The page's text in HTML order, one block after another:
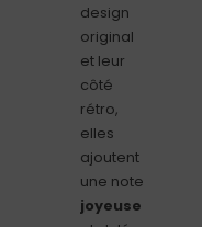
design
original
et leur
côté
rétro,
elles
ajoutent
une note
joyeuse